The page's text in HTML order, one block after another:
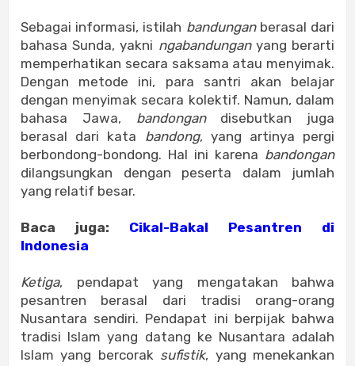
Sebagai informasi, istilah bandunganberasal dari
bahasa Sunda, yakni ngabandunganyang berarti
memperhatikan secara saksama atau menyimak.
Dengan metode ini, para santri akan belajar
dengan menyimak secara kolektif. Namun, dalam
bahasa Jawa, bandongandisebutkan juga
berasal dari kata bandong, yang artinya pergi
berbondong-bondong. Hal ini karena bandongan
dilangsungkan dengan peserta dalam jumlah
yang relatif besar.
Baca juga: Cikal-Bakal Pesantren di
Indonesia
Ketiga, pendapat yang mengatakan bahwa
pesantren berasal dari tradisi orang-orang
Nusantara sendiri. Pendapat ini berpijak bahwa
tradisi Islam yang datang ke Nusantara adalah
Islam yang bercorak sufistik, yang menekankan